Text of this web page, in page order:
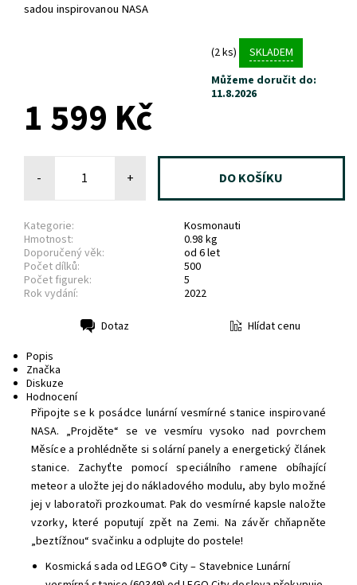
sadou inspirovanou NASA
(2 ks)
SKLADEM
Můžeme doručit do:
11.8.2026
1 599 Kč
- +
Kategorie:
Kosmonauti
Hmotnost:
0.98 kg
Doporučený věk:
od 6 let
Počet dílků:
500
Počet figurek:
5
Rok vydání:
2022
Dotaz
Hlídat cenu
Popis
Značka
Diskuze
Hodnocení
Připojte se k posádce lunární vesmírné stanice inspirované
NASA. „Projděte“ se ve vesmíru vysoko nad povrchem
Měsíce a prohlédněte si solární panely a energetický článek
stanice. Zachyťte pomocí speciálního ramene obíhající
meteor a uložte jej do nákladového modulu, aby bylo možné
jej v laboratoři prozkoumat. Pak do vesmírné kapsle naložte
vzorky, které poputují zpět na Zemi. Na závěr chňapněte
„beztížnou“ svačinku a odplujte do postele!
Kosmická sada od LEGO® City – Stavebnice Lunární